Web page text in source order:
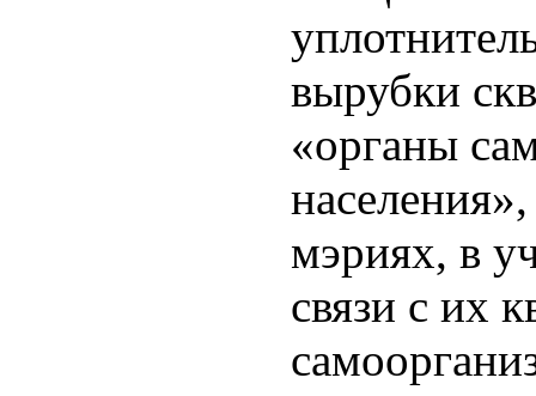
вырубки
«органы
мэриях, в
связи с их